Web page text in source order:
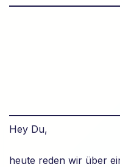
Hey Du,
heute reden wir über